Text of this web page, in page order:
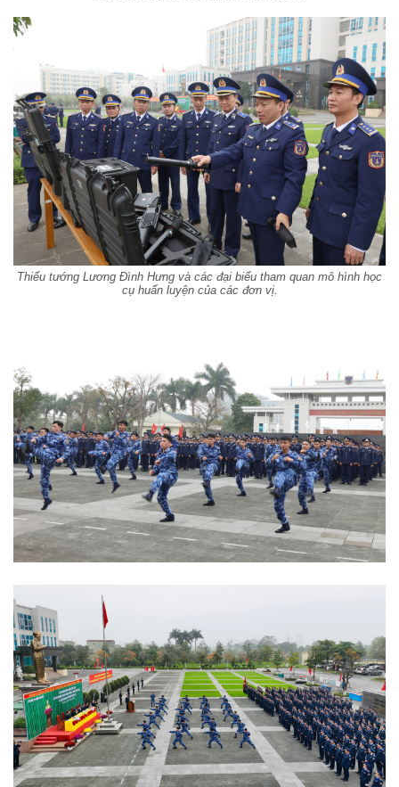
Thiếu tướng Lương Đình Hưng và các đại biểu tham quan mô hình học
cụ huấn luyện của các đơn vị.